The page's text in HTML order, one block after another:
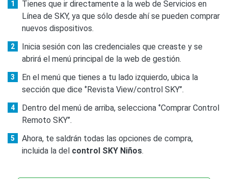
Tienes que ir directamente a la web de Servicios en
Línea de SKY, ya que sólo desde ahí se pueden comprar
nuevos dispositivos.
Inicia sesión con las credenciales que creaste y se
abrirá el menú principal de la web de gestión.
En el menú que tienes a tu lado izquierdo, ubica la
sección que dice ‘’Revista View/control SKY’’.
Dentro del menú de arriba, selecciona ‘’Comprar Control
Remoto SKY’’.
Ahora, te saldrán todas las opciones de compra,
incluida la del control SKY Niños.